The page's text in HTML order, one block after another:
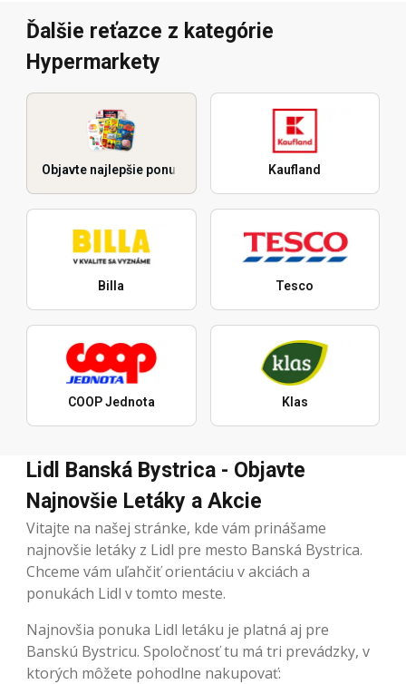
Ďalšie reťazce z kategórie
Hypermarkety
Objavte najlepšie ponuky Kaufland
Billa Tesco
COOP Jednota Klas
Lidl Banská Bystrica - Objavte
Najnovšie Letáky a Akcie
Vitajte na našej stránke, kde vám prinášame
najnovšie letáky z Lidl pre mesto Banská Bystrica.
Chceme vám uľahčiť orientáciu v akciách a
ponukách Lidl v tomto meste.
Najnovšia ponuka Lidl letáku je platná aj pre
Banskú Bystricu. Spoločnosť tu má tri prevádzky, v
ktorých môžete pohodlne nakupovať: